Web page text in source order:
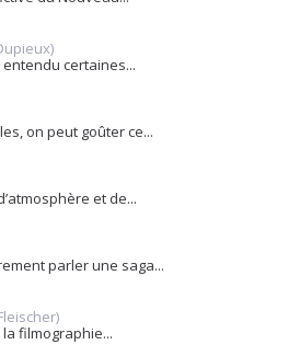
certaines...
on peut goûter ce...
et de...
parler une saga...
la filmographie...